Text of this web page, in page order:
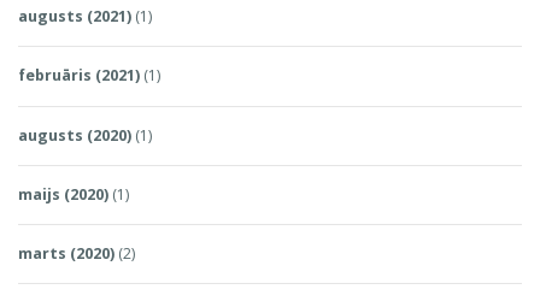
augusts (2021) (1)
februāris (2021) (1)
augusts (2020) (1)
maijs (2020) (1)
marts (2020) (2)